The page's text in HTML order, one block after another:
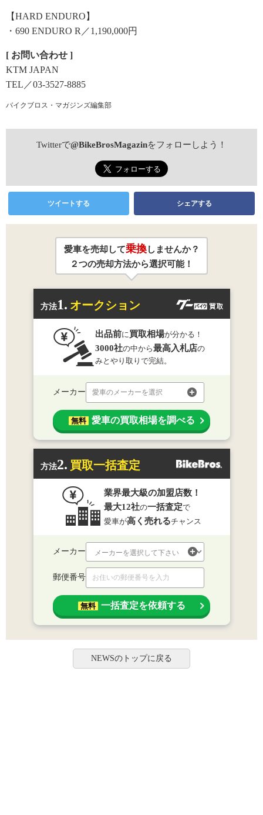
【HARD ENDURO】
・690 ENDURO R／1,190,000円
[ お問い合わせ ]
KTM JAPAN
TEL／03-3527-8885
バイクブロス・マガジンズ編集部
Twitterで@BikeBrosMagazinをフォローしよう！
ツイートする シェアする
愛車を売却して乗換しませんか？
２つの売却方法から選択可能！
方法1. オークション
出品前に 買取相場が分かる！
3000社の中から最高入札店の
みとやり取りで完結。
メーカー 愛車のメーカーを選択
無料 愛車の買取相場を調べる
方法2. 買取一括査定
業界最大級の加盟店数！
最大12社の一括査定で
愛車が高く売れるチャンス
メーカー
郵便番号
無料 一括査定を依頼する
NEWSのトップに戻る